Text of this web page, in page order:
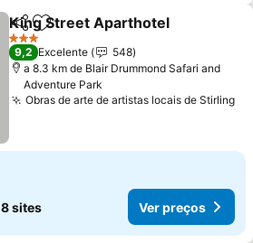
PartilharAdicionar aos favoritos
King Street Aparthotel
3 Estrelas
9,2 Excelente
548
a 8.3 km de Blair Drummond Safari and
Adventure Park
Obras de arte de artistas locais de Stirling
8 sites Ver preços